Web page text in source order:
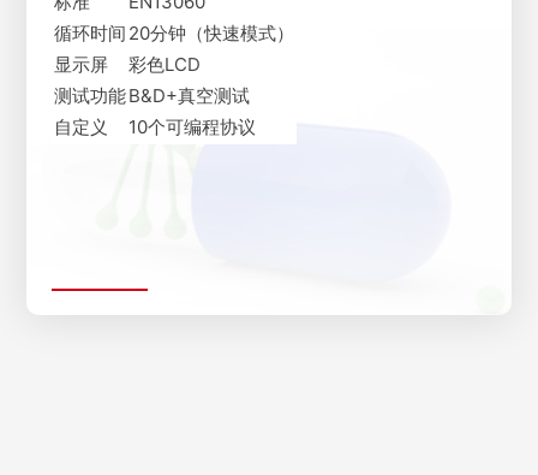
循环时间 20分钟（快速模式）
显示屏
彩色LCD
测试功能B&D+真空测试
自定义
10个可编程协议